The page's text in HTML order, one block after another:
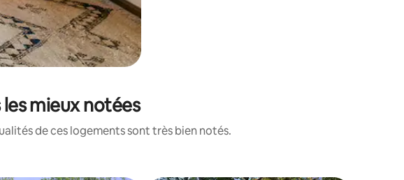
mieux notées
de ces logements sont très bien notés.